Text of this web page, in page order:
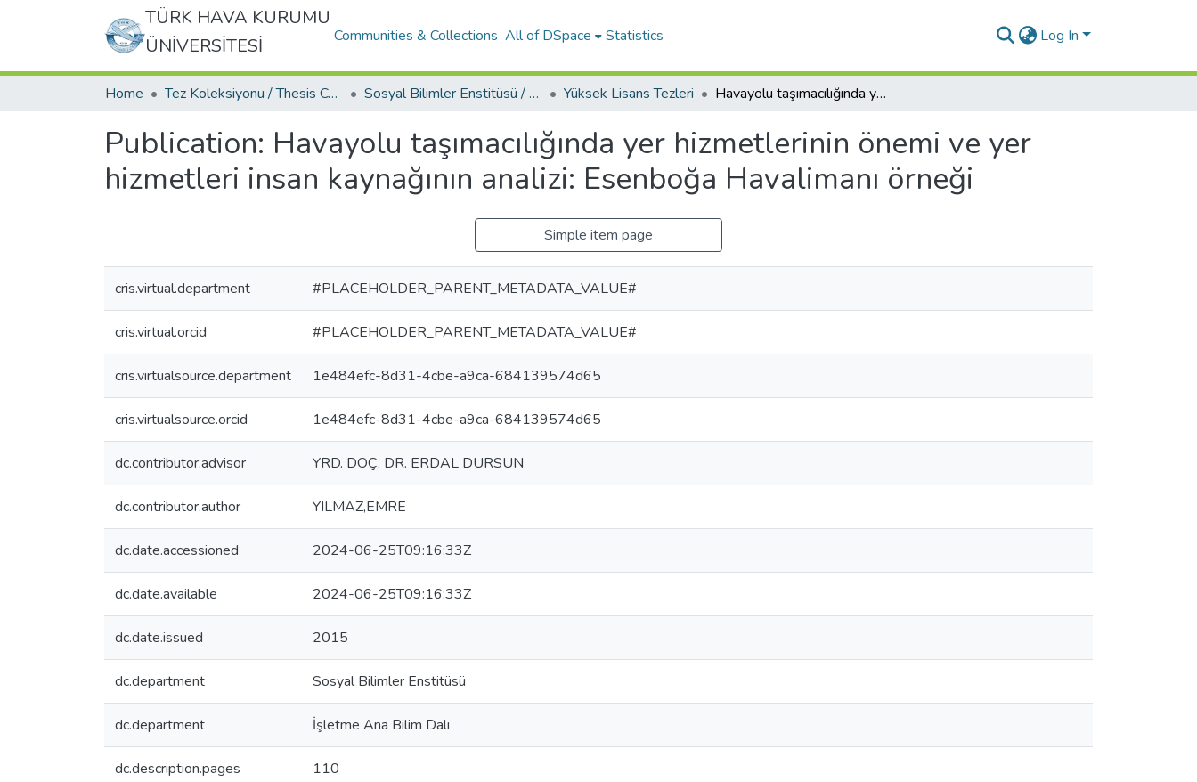
TÜRK HAVA KURUMU
ÜNİVERSİTESİ
Communities & Collections All of DSpace Statistics Log In
Home Tez Koleksiyonu / Thesis Collection Sosyal Bilimler Enstitüsü / Social Sciences Institute Yüksek Lisans Tezleri Havayolu taşımacılığında yer hizmetlerinin önemi ve yer hizmetleri insan kaynağının analizi: Esenboğa Havalimanı örneği
Publication: Havayolu taşımacılığında yer hizmetlerinin önemi ve yer
hizmetleri insan kaynağının analizi: Esenboğa Havalimanı örneği
Simple item page
cris.virtual.department #PLACEHOLDER_PARENT_METADATA_VALUE#
cris.virtual.orcid #PLACEHOLDER_PARENT_METADATA_VALUE#
cris.virtualsource.department 1e484efc-8d31-4cbe-a9ca-684139574d65
cris.virtualsource.orcid 1e484efc-8d31-4cbe-a9ca-684139574d65
dc.contributor.advisor YRD. DOÇ. DR. ERDAL DURSUN
dc.contributor.author YILMAZ,EMRE
dc.date.accessioned 2024-06-25T09:16:33Z
dc.date.available 2024-06-25T09:16:33Z
dc.date.issued 2015
dc.department Sosyal Bilimler Enstitüsü
dc.department İşletme Ana Bilim Dalı
dc.description.pages 110